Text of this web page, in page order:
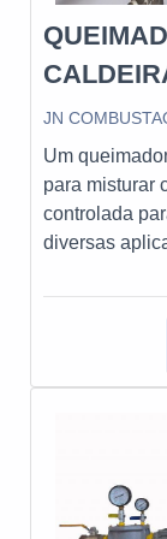
JN
Um
para misturar
controlada
diversas
temperaturas
indústria.
segurança e
industriais.